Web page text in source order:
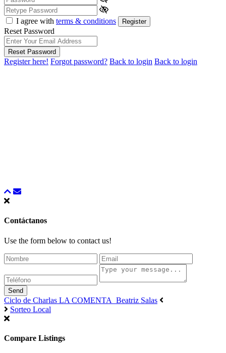
I agree with terms & conditions Register
Reset Password
Reset Password
Register here! Forgot password? Back to login Back to login
Contáctanos
Use the form below to contact us!
Send
Ciclo de Charlas LA COMENTA_Beatriz Salas
Sorteo Local
Compare Listings